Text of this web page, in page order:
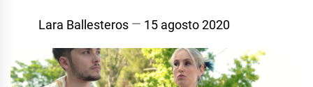
Lara Ballesteros 15 agosto 2020